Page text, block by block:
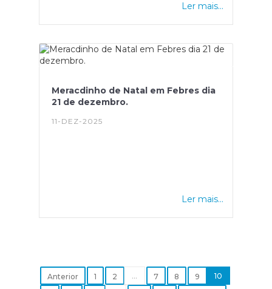
Ler mais...
Meracdinho de Natal em Febres dia
21 de dezembro.
11-DEZ-2025
Ler mais...
Anterior 1 2 ... 7 8 9 10